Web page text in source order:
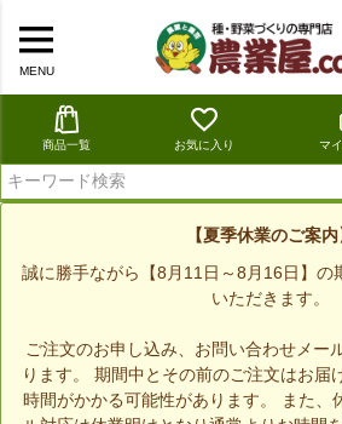
MENU
商品一覧 お気に入り マ
【夏季休業のご案内
誠に勝手ながら【8月11日～8月16日】の
いただきます。
ご注文のお申し込み、お問い合わせメー
ります。 期間中とその前のご注文はお届
時間がかかる可能性があります。 また、